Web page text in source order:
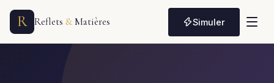
R Reflets &Matières Simuler